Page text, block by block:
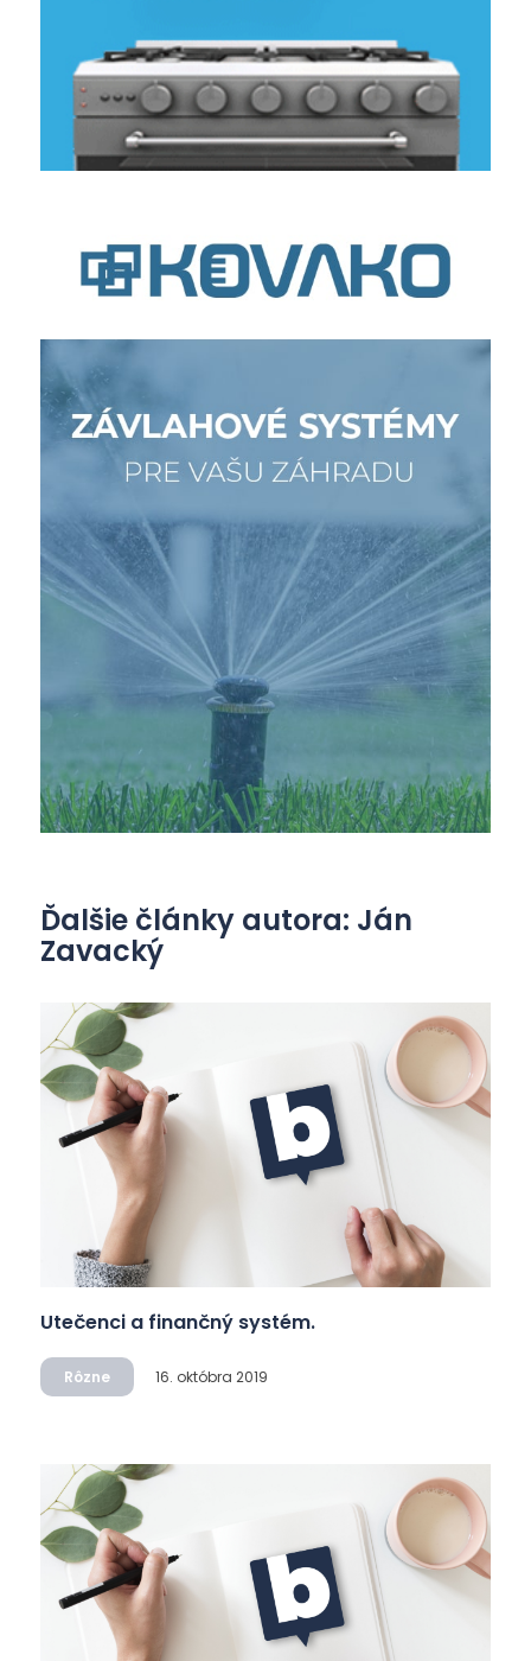
Ďalšie články autora: Ján
Zavacký
Utečenci a finančný systém.
Rôzne 16. októbra 2019